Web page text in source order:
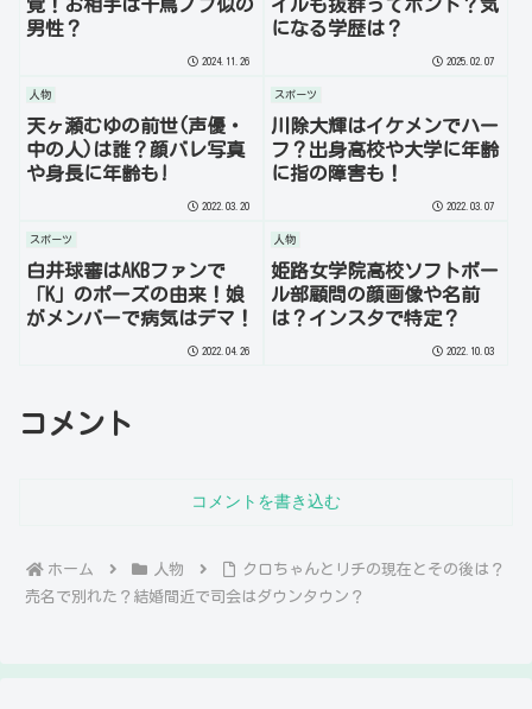
覚！お相手は千鳥ノブ似の
男性？
2024.11.26
イルも抜群ってホント？気
になる学歴は？
2025.02.07
人物
天ヶ瀬むゆの前世(声優・
中の人)は誰？顔バレ写真
や身長に年齢も!
2022.03.20
スポーツ
川除大輝はイケメンでハー
フ？出身高校や大学に年齢
に指の障害も！
2022.03.07
スポーツ
白井球審はAKBファンで
「K」のポーズの由来！娘
がメンバーで病気はデマ！
2022.04.26
人物
姫路女学院高校ソフトボー
ル部顧問の顔画像や名前
は？インスタで特定？
2022.10.03
コメント
コメントを書き込む
ホーム 人物
クロちゃんとリチの現在とその後は？
売名で別れた？結婚間近で司会はダウンタウン？